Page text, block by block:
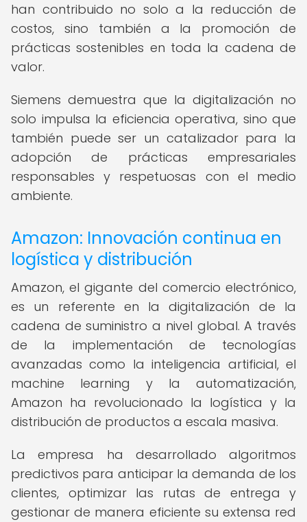
han contribuido no solo a la reducción de
costos, sino también a la promoción de
prácticas sostenibles en toda la cadena de
valor.
Siemens demuestra que la digitalización no
solo impulsa la eficiencia operativa, sino que
también puede ser un catalizador para la
adopción de prácticas empresariales
responsables y respetuosas con el medio
ambiente.
Amazon: Innovación continua en
logística y distribución
Amazon, el gigante del comercio electrónico,
es un referente en la digitalización de la
cadena de suministro a nivel global. A través
de la implementación de tecnologías
avanzadas como la inteligencia artificial, el
machine learning y la automatización,
Amazon ha revolucionado la logística y la
distribución de productos a escala masiva.
La empresa ha desarrollado algoritmos
predictivos para anticipar la demanda de los
clientes, optimizar las rutas de entrega y
gestionar de manera eficiente su extensa red